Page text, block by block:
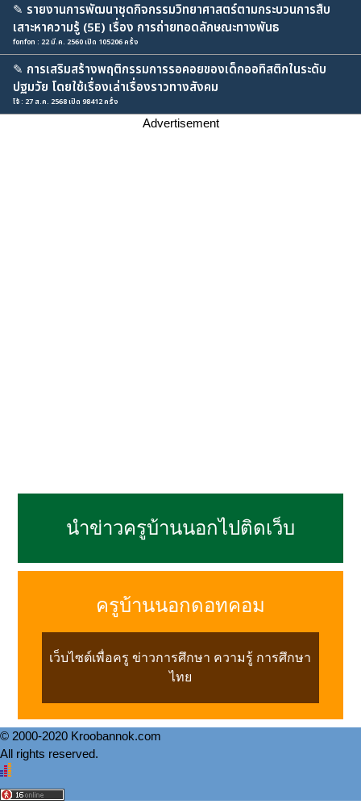
✎ รายงานการพัฒนาชุดกิจกรรมวิทยาศาสตร์ตามกระบวนการสืบ
เสาะหาความรู้ (5E) เรื่อง การถ่ายทอดลักษณะทางพันธ
fonfon : 22 มี.ค. 2560 เปิด 105206 ครั้ง
✎ การเสริมสร้างพฤติกรรมการรอคอยของเด็กออทิสติกในระดับ
ปฐมวัย โดยใช้เรื่องเล่าเรื่องราวทางสังคม
โจ้ : 27 ส.ค. 2568 เปิด 98412 ครั้ง
Advertisement
นำข่าวครูบ้านนอกไปติดเว็บ
ครูบ้านนอกดอทคอม
เว็บไซต์เพื่อครู ข่าวการศึกษา ความรู้ การศึกษา
ไทย
© 2000-2020 Kroobannok.com
All rights reserved.